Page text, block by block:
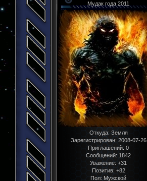
Мудак года 2011
Откуда: Земля
Зарегистрирован: 2008-07-26
Приглашений: 0
Сообщений: 1842
Уважение: +31
Позитив: +82
Пол: Мужской